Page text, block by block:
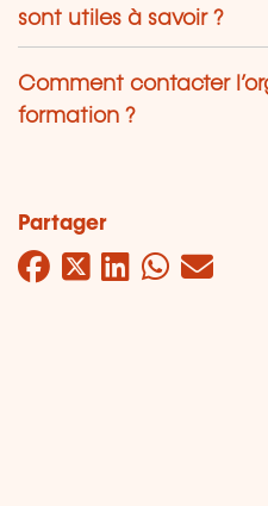
sont utiles à savoir ?
Comment contacter
formation ?
Partager
Facebook
Twitter
LinkedIn
Mail